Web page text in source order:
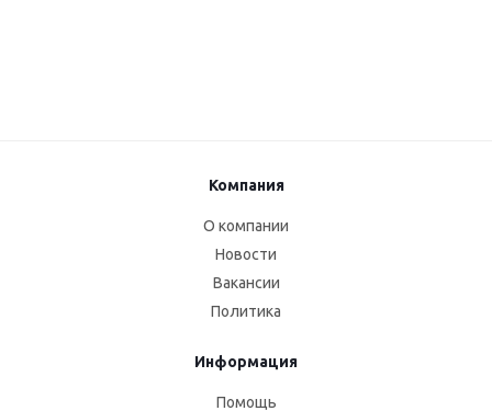
Компания
О компании
Новости
Вакансии
Политика
Информация
Помощь